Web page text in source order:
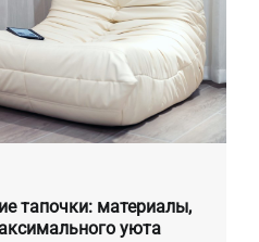
тапочки: материалы,
уюта